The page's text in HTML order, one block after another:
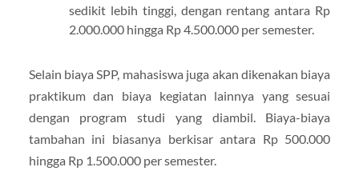
sedikit lebih tinggi, dengan rentang antara Rp
2.000.000 hingga Rp 4.500.000 per semester.
Selain biaya SPP, mahasiswa juga akan dikenakan biaya
praktikum dan biaya kegiatan lainnya yang sesuai
dengan program studi yang diambil. Biaya-biaya
tambahan ini biasanya berkisar antara Rp 500.000
hingga Rp 1.500.000 per semester.